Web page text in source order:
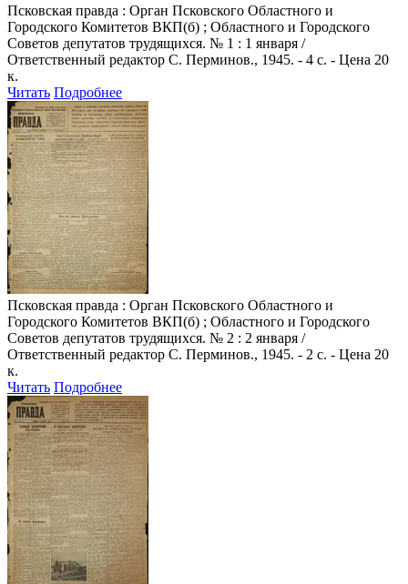
Псковская правда : Орган Псковского Областного и
Городского Комитетов ВКП(б) ; Областного и Городского
Советов депутатов трудящихся. № 1 : 1 января /
Ответственный редактор С. Перминов., 1945. - 4 с. - Цена 20
к.
Читать Подробнее
Псковская правда : Орган Псковского Областного и
Городского Комитетов ВКП(б) ; Областного и Городского
Советов депутатов трудящихся. № 2 : 2 января /
Ответственный редактор С. Перминов., 1945. - 2 с. - Цена 20
к.
Читать Подробнее